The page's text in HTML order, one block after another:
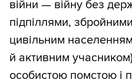
війни — війну без
підпіллями,
цивільним
й активним
особистою помстою і